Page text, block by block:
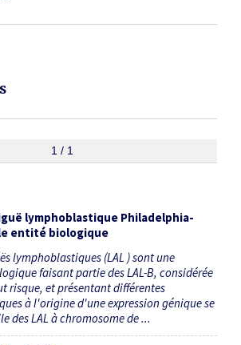
1 / 1
lymphoblastique Philadelphia-
entité biologique
lymphoblastiques (LAL ) sont une
faisant partie des LAL-B, considérée
risque, et présentant différentes
à l'origine d'une expression génique se
des LAL à chromosome de ...